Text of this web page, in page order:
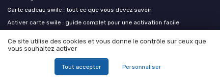
Carte cadeau swile : tout ce que vous devez savoir
Activer carte swile : guide complet pour une activation facile
meilleur parti
Comment rédiger un modèle de lettre de restitution de matériel adapté
Ce site utilise des cookies et vous donne le contrôle sur ceux que
vous souhaitez activer
Tout accepter Personnaliser